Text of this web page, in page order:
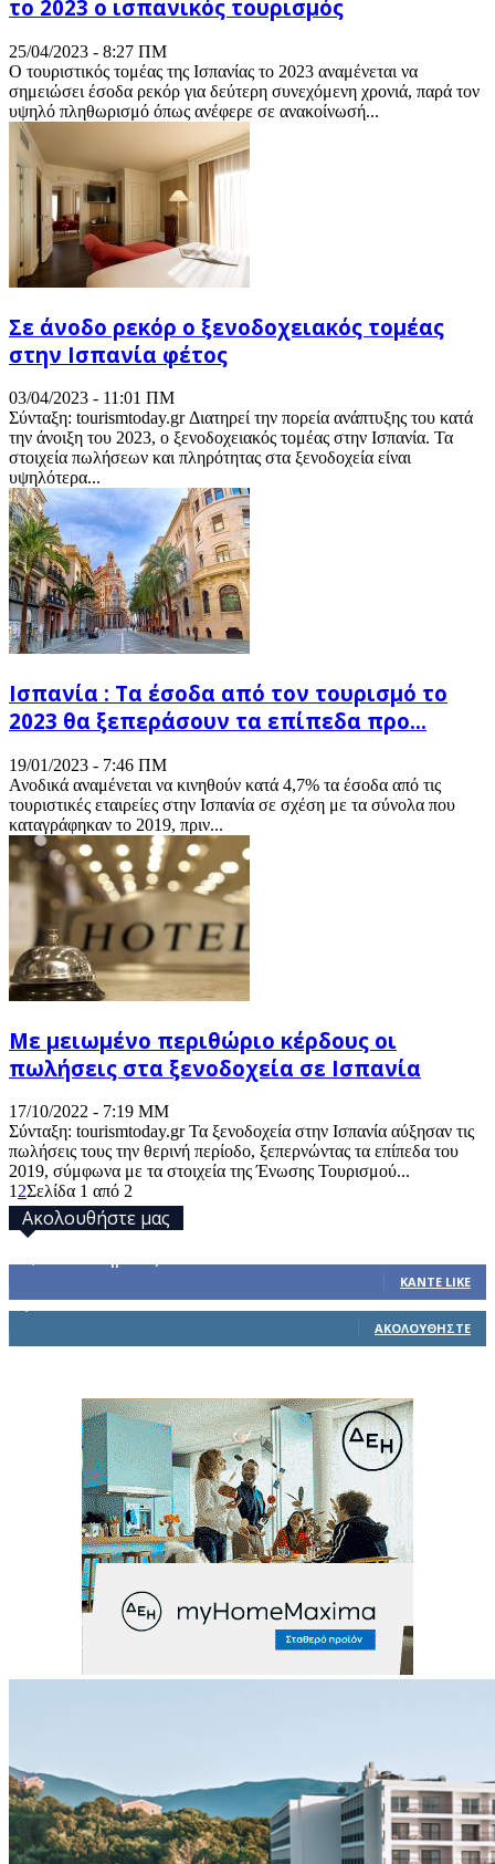
το 2023 ο ισπανικός τουρισμός
25/04/2023 - 8:27 ΠΜ
Ο τουριστικός τομέας της Ισπανίας το 2023 αναμένεται να
σημειώσει έσοδα ρεκόρ για δεύτερη συνεχόμενη χρονιά, παρά τον
υψηλό πληθωρισμό όπως ανέφερε σε ανακοίνωσή...
Σε άνοδο ρεκόρ ο ξενοδοχειακός τομέας
στην Ισπανία φέτος
03/04/2023 - 11:01 ΠΜ
Σύνταξη: tourismtoday.gr Διατηρεί την πορεία ανάπτυξης του κατά
την άνοιξη του 2023, ο ξενοδοχειακός τομέας στην Ισπανία. Τα
στοιχεία πωλήσεων και πληρότητας στα ξενοδοχεία είναι
υψηλότερα...
Ισπανία : Tα έσοδα από τον τουρισμό το
2023 θα ξεπεράσουν τα επίπεδα προ...
19/01/2023 - 7:46 ΠΜ
Ανοδικά αναμένεται να κινηθούν κατά 4,7% τα έσοδα από τις
τουριστικές εταιρείες στην Ισπανία σε σχέση με τα σύνολα που
καταγράφηκαν το 2019, πριν...
Με μειωμένο περιθώριο κέρδους οι
πωλήσεις στα ξενοδοχεία σε Ισπανία
17/10/2022 - 7:19 ΜΜ
Σύνταξη: tourismtoday.gr Τα ξενοδοχεία στην Ισπανία αύξησαν τις
πωλήσεις τους την θερινή περίοδο, ξεπερνώντας τα επίπεδα του
2019, σύμφωνα με τα στοιχεία της Ένωσης Τουρισμού...
1 2Σελίδα 1 από 2
Ακολουθήστε μας
ΚΆΝΤΕ LIKE
ΑΚΟΛΟΥΘΉΣΤΕ